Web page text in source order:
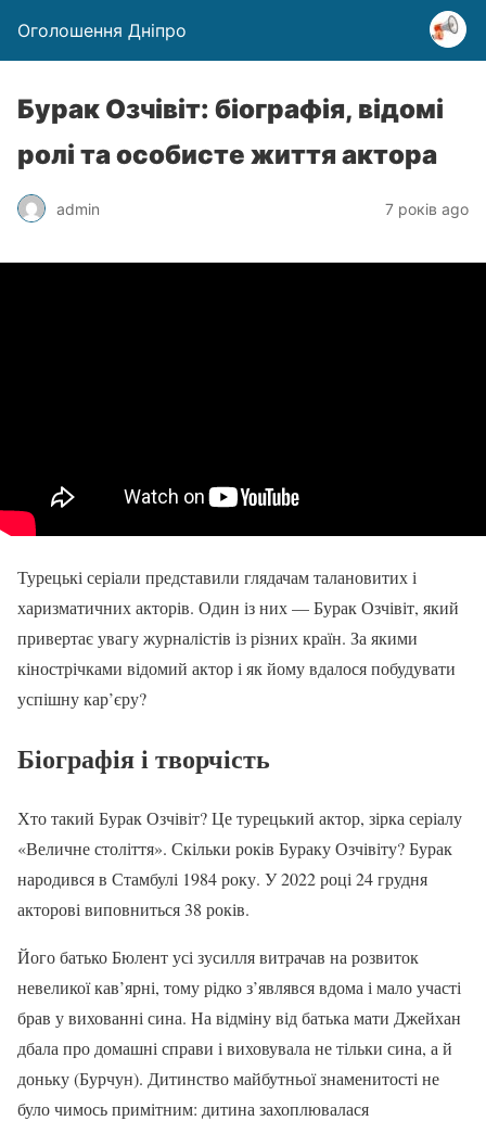
Оголошення Дніпро
Бурак Озчівіт: біографія, відомі
ролі та особисте життя актора
admin 7 років ago
Турецькі серіали представили глядачам талановитих і
харизматичних акторів. Один із них — Бурак Озчівіт, який
привертає увагу журналістів із різних країн. За якими
кінострічками відомий актор і як йому вдалося побудувати
успішну кар’єру?
Біографія і творчість
Хто такий Бурак Озчівіт? Це турецький актор, зірка серіалу
«Величне століття». Скільки років Бураку Озчівіту? Бурак
народився в Стамбулі 1984 року. У 2022 році 24 грудня
акторові виповниться 38 років.
Його батько Бюлент усі зусилля витрачав на розвиток
невеликої кав’ярні, тому рідко з’являвся вдома і мало участі
брав у вихованні сина. На відміну від батька мати Джейхан
дбала про домашні справи і виховувала не тільки сина, а й
доньку (Бурчун). Дитинство майбутньої знаменитості не
було чимось примітним: дитина захоплювалася